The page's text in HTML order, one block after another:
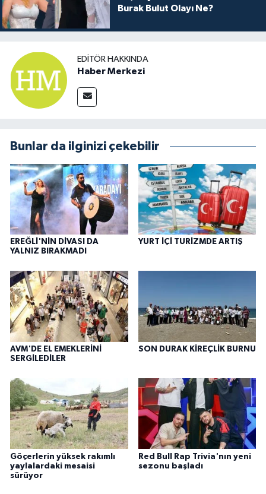
Burak Bulut Olayı Ne?
EDITÖR HAKKINDA
Haber Merkezi
Bunlar da ilginizi çekebilir
EREĞLİ'NİN DİVASI DA
YALNIZ BIRAKMADI
YURT İÇİ TURİZMDE ARTIŞ
AVM'DE EL EMEKLERİNİ
SERGİLEDİLER
SON DURAK KİREÇLİK BURNU
Göçerlerin yüksek rakımlı
yaylalardaki mesaisi
sürüyor
Red Bull Rap Trivia'nın yeni
sezonu başladı